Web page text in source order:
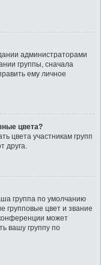
администраторами
группы, сначала
ему личное
цвета?
цвета участникам групп
друга.
группа по умолчанию
групповые цвет и звание
может
вашу группу по